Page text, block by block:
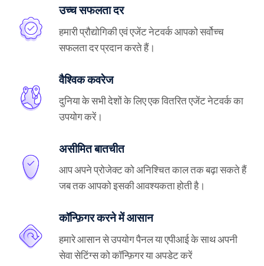
उच्च सफलता दर
हमारी प्रौद्योगिकी एवं एजेंट नेटवर्क आपको सर्वोच्च
सफलता दर प्रदान करते हैं।
वैश्विक कवरेज
दुनिया के सभी देशों के लिए एक वितरित एजेंट नेटवर्क का
उपयोग करें।
असीमित बातचीत
आप अपने प्रोजेक्ट को अनिश्चित काल तक बढ़ा सकते हैं
जब तक आपको इसकी आवश्यकता होती है।
कॉन्फ़िगर करने में आसान
हमारे आसान से उपयोग पैनल या एपीआई के साथ अपनी
सेवा सेटिंग्स को कॉन्फ़िगर या अपडेट करें